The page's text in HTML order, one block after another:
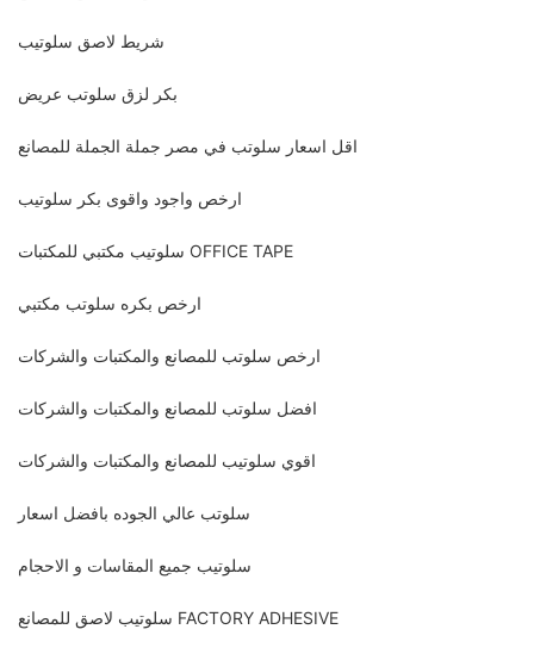
شريط لاصق سلوتيب
بكر لزق سلوتب عريض
اقل اسعار سلوتب في مصر جملة الجملة للمصانع
ارخص واجود واقوى بكر سلوتيب
سلوتيب مكتبي للمكتبات OFFICE TAPE
ارخص بكره سلوتب مكتبي
ارخص سلوتب للمصانع والمكتبات والشركات
افضل سلوتب للمصانع والمكتبات والشركات
اقوي سلوتيب للمصانع والمكتبات والشركات
سلوتب عالي الجوده بافضل اسعار
سلوتيب جميع المقاسات و الاحجام
سلوتيب لاصق للمصانع FACTORY ADHESIVE